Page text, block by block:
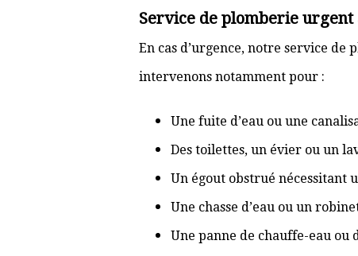
Service de plomberie urgent
En cas d’urgence, notre service de
intervenons notamment pour :
Une fuite d’eau ou une
Des toilettes, un évier ou un
Un égout obstrué nécessitant
Une chasse d’eau ou un
Une panne de chauffe-eau ou